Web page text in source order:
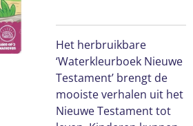
Het herbruikbare
‘Waterkleurboek Nieuwe
Testament’ brengt de
mooiste verhalen uit het
Nieuwe Testament tot